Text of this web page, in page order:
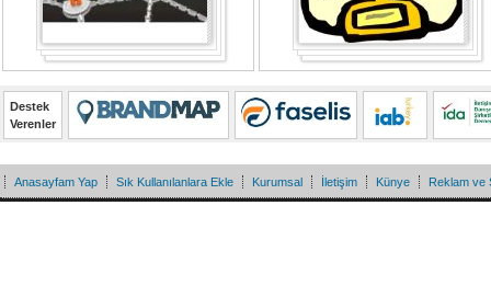
Destek
Verenler
Anasayfam Yap Sık Kullanılanlara Ekle Kurumsal İletişim Künye Reklam ve